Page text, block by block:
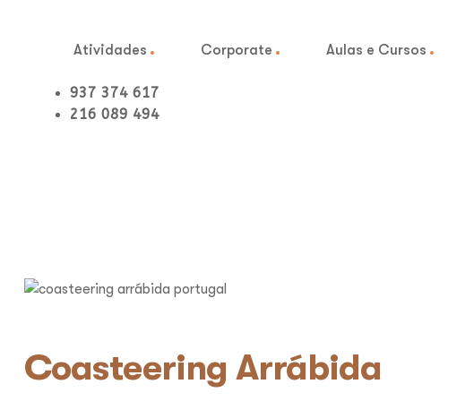
Atividades Corporate Aulas e Cursos
937 374 617
216 089 494
Coasteering Arrábida